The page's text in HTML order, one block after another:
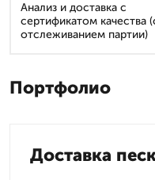
Анализ и доставка с
сертификатом качества
отслеживанием партии)
Портфолио
Доставка